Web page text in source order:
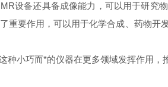
设备还具备成像能力，可以用于研究
要作用，可以用于化学合成、药物开
巧而*的仪器在更多领域发挥作用，